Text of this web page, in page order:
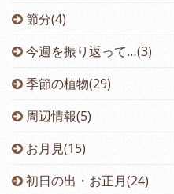
節分(4)
今週を振り返って…(3)
季節の植物(29)
周辺情報(5)
お月見(15)
初日の出・お正月(24)